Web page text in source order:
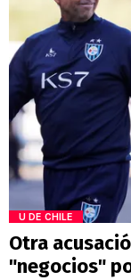
U DE CHILE
Otra
"negocios"